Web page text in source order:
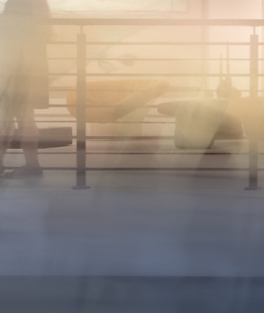
ЯнварьФевраль Апрель
АвгустСентябрьОктябрьНоябрь
1516 171819